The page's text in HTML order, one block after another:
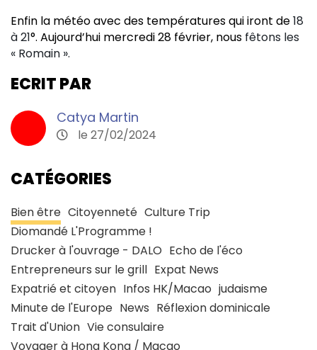
Enfin la météo avec des températures qui iront de18
à 21°. Aujourd’hui mercredi 28 février, nous fêtons les
« Romain ».
ECRIT PAR
Catya Martin
le 27/02/2024
CATÉGORIES
Bien être Citoyenneté Culture Trip
Diomandé L'Programme !
Drucker à l'ouvrage - DALO Echo de l'éco
Entrepreneurs sur le grill Expat News
Expatrié et citoyen Infos HK/Macao judaisme
Minute de l'Europe News Réflexion dominicale
Trait d'Union Vie consulaire
Voyager à Hong Kong / Macao